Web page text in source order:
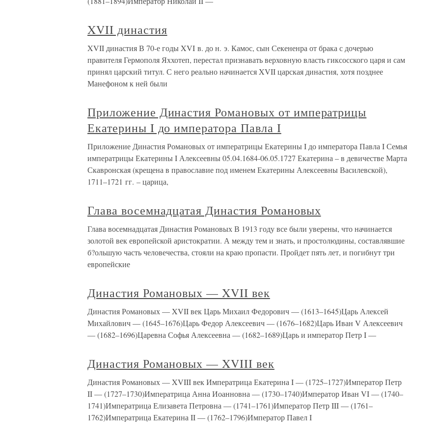
XVII династия
XVII династия В 70-е годы XVI в. до н. э. Камос, сын Секененра от брака с дочерью
правителя Гермополя Яххотеп, перестал признавать верховную власть гиксосского царя и сам
принял царский титул. С него реально начинается XVII царская династия, хотя позднее
Манефоном к ней были
Приложение Династия Романовых от императрицы
Екатерины I до императора Павла I
Приложение Династия Романовых от императрицы Екатерины I до императора Павла I Семья
императрицы Екатерины I Алексеевны 05.04.1684-06.05.1727 Екатерина – в девичестве Марта
Скавронская (крещена в православие под именем Екатерины Алексеевны Василевской),
1711–1721 гг. – царица,
Глава восемнадцатая Династия Романовых
Глава восемнадцатая Династия Романовых В 1913 году все были уверены, что начинается
золотой век европейской аристократии. А между тем и знать, и простолюдины, составлявшие
б?ольшую часть человечества, стояли на краю пропасти. Пройдет пять лет, и погибнут три
европейские
Династия Романовых — XVII век
Династия Романовых — XVII век Царь Михаил Федорович — (1613–1645)Царь Алексей
Михайлович — (1645–1676)Царь Федор Алексеевич — (1676–1682)Царь Иван V Алексеевич
— (1682–1696)Царевна Софья Алексеевна — (1682–1689)Царь и император Петр I —
Династия Романовых — XVIII век
Династия Романовых — XVIII век Императрица Екатерина I — (1725–1727)Император Петр
II — (1727–1730)Императрица Анна Иоанновна — (1730–1740)Император Иван VI — (1740–
1741)Императрица Елизавета Петровна — (1741–1761)Император Петр III — (1761–
1762)Императрица Екатерина II — (1762–1796)Император Павел I